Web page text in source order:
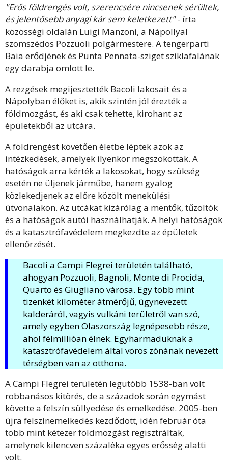
"Erős földrengés volt, szerencsére nincsenek sérültek,
és jelentősebb anyagi kár sem keletkezett"- írta
közösségi oldalán Luigi Manzoni, a Nápollyal
szomszédos Pozzuoli polgármestere. A tengerparti
Baia erődjének és Punta Pennata-sziget sziklafalának
egy darabja omlott le.
A rezgések megijesztették Bacoli lakosait és a
Nápolyban élőket is, akik szintén jól érezték a
földmozgást, és aki csak tehette, kirohant az
épületekből az utcára.
A földrengést követően életbe léptek azok az
intézkedések, amelyek ilyenkor megszokottak. A
hatóságok arra kérték a lakosokat, hogy szükség
esetén ne üljenek járműbe, hanem gyalog
közlekedjenek az előre közölt menekülési
útvonalakon. Az utcákat kizárólag a mentők, tűzoltók
és a hatóságok autói használhatják. A helyi hatóságok
és a katasztrófavédelem megkezdte az épületek
ellenőrzését.
Bacoli a Campi Flegrei területén található,
ahogyan Pozzuoli, Bagnoli, Monte di Procida,
Quarto és Giugliano városa. Egy több mint
tizenkét kilométer átmérőjű, úgynevezett
kalderáról, vagyis vulkáni területről van szó,
amely egyben Olaszország legnépesebb része,
ahol félmillióan élnek. Egyharmaduknak a
katasztrófavédelem által vörös zónának nevezett
térségben van az otthona.
A Campi Flegrei területén legutóbb 1538-ban volt
robbanásos kitörés, de a századok során egymást
követte a felszín süllyedése és emelkedése. 2005-ben
újra felszínemelkedés kezdődött, idén február óta
több mint kétezer földmozgást regisztráltak,
amelynek kilencven százaléka egyes erősség alatti
volt.